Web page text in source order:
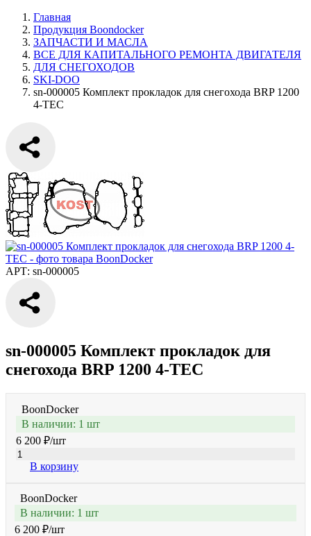
Главная
Продукция Boondocker
ЗАПЧАСТИ И МАСЛА
ВСЕ ДЛЯ КАПИТАЛЬНОГО РЕМОНТА ДВИГАТЕЛЯ
ДЛЯ СНЕГОХОДОВ
SKI-DOO
sn-000005 Комплект прокладок для снегохода BRP 1200
4-TEC
АРТ: sn-000005
sn-000005 Комплект прокладок для
снегохода BRP 1200 4-TEC
BoonDocker
В наличии: 1 шт
6 200 ₽/шт
В корзину
BoonDocker
В наличии: 1 шт
6 200 ₽/шт